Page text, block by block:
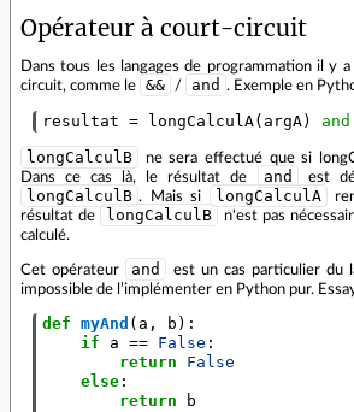
Opérateur à court-circuit
Dans tous les langages de programmation il y
circuit, comme le
&& / and . Exemple en
resultat = longCalculA( argA) and
longCalculB
ne sera effectué que si
Dans ce cas là, le résultat de
and est
longCalculB . Mais si longCalculA
résultat de
longCalculB
n'est pas
calculé.
Cet opérateur and
est un cas particulier du
impossible de l’implémenter en Python pur.
def myAnd ( a , b ):
if
a == False :
return
False
else :
return
b